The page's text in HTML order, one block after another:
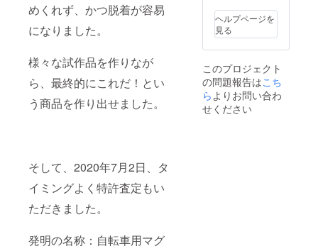
めくれず、かつ脱着が容易
になりました。
様々な試作品を作りなが
ら、最終的にこれだ！とい
う商品を作り出せました。
そして、2020年7月2日、タ
イミングよく特許査定もい
ただきました。
発明の名称：自転車用マグ
絡させ
ていた
だきま
す。
ヘルプページを
見る
このプロジェクト
の問題報告はこち
ら よりお問い合わ
せください